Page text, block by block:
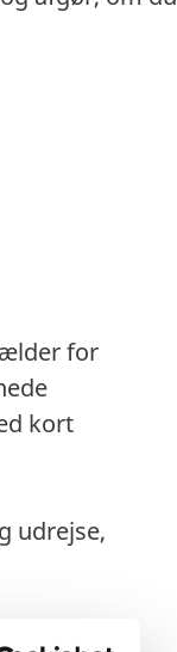
for
kort
udrejse,